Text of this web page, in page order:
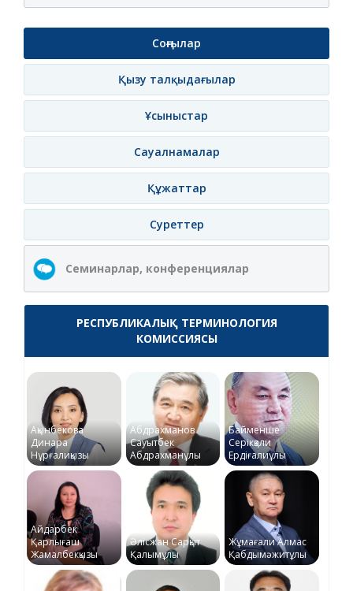
Соңғылар
Қызу талқыдағылар
Ұсыныстар
Сауалнамалар
Құжаттар
Суреттер
Семинарлар, конференциялар
РЕСПУБЛИКАЛЫҚ ТЕРМИНОЛОГИЯ
КОМИССИЯСЫ
Ақынбекова
Динара
Нұрғалиқызы
Абдрахманов
Сауытбек
Абдрахманұлы
Байменше
Серікқали
Ердіғалиұлы
Айдарбек
Қарлығаш
Жамалбекқызы
Әлісжан Сарқыт
Қалымұлы
Жұмағали Алмас
Қабдымәжитұлы